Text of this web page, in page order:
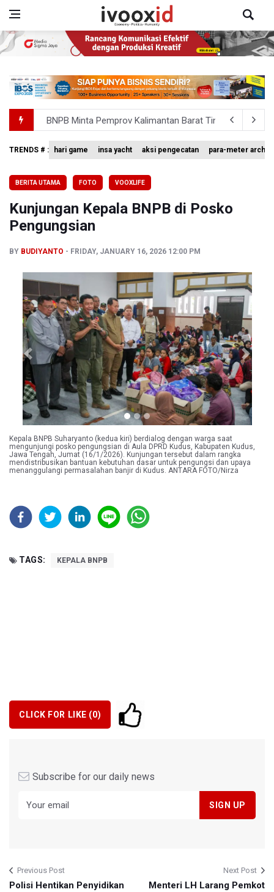
BNPB Minta Pemprov Kalimantan Barat Tinjau Kembali
Kemensos Targetkan 150 Ribu Siswa Masuk Program
Tim 9 Kejagung Periksa Febrie Adransayah sebagai
BPIP: Satu Siswa Sekolah Rakyat Jadi Calon Paskibraka
TRENDS # : hari game insa yacht aksi pengecatan para-meter
BERITA UTAMA FOTO VOOXLIFE
Kunjungan Kepala BNPB di Posko
Pengungsian
BY BUDIYANTO FRIDAY, JANUARY 16, 2026 12:00 PM
Previous Next
Kepala BNPB Suharyanto (kedua kiri) berdialog dengan warga saat
mengunjungi posko pengungsian di Aula DPRD Kudus, Kabupaten Kudus,
Jawa Tengah, Jumat (16/1/2026). Kunjungan tersebut dalam rangka
mendistribusikan bantuan kebutuhan dasar untuk pengungsi dan upaya
menanggulangi permasalahan banjir di Kudus. ANTARA FOTO/Nirza
TAGS: KEPALA BNPB
CLICK FOR LIKE (0)
Subscribe for our daily news
Previous Post
Polisi Hentikan Penyidikan
Next Post
Menteri LH Larang Pemkot